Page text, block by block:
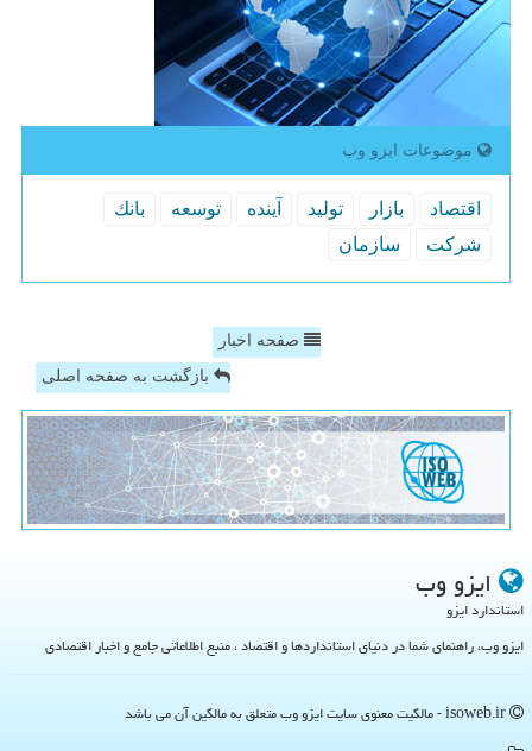
موضوعات ایزو وب
اقتصاد بازار تولید آینده توسعه
بانك
شركت
سازمان
صفحه اخبار
بازگشت به صفحه اصلی
ایزو وب
استاندارد ایزو
ایزو وب، راهنمای شما در دنیای استانداردها و اقتصاد ، منبع اطلاعاتی جامع و اخبار اقتصادی